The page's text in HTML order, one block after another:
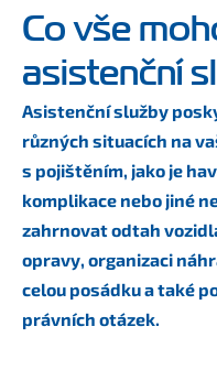
Co vše
asistenční
Asistenční služby
různých situacích na
s pojištěním, jako je
komplikace nebo jiné
zahrnovat odtah
opravy, organizaci
celou posádku a také
právních otázek.